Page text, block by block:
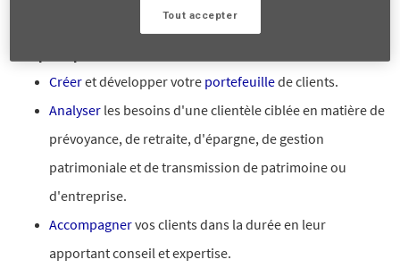
et cela, sans apport de capitaux initial !
Créeret développer votre portefeuillede clients.
Analyser les besoins d'une clientèle ciblée en matière de
prévoyance, de retraite, d'épargne, de gestion
patrimoniale et de transmission de patrimoine ou
d'entreprise.
Accompagnervos clients dans la durée en leur
apportant conseil et expertise.
Tout accepter